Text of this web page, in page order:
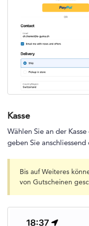
Kasse
Wählen Sie an der
geben Sie
Bis auf Weiteres
von Gutscheinen